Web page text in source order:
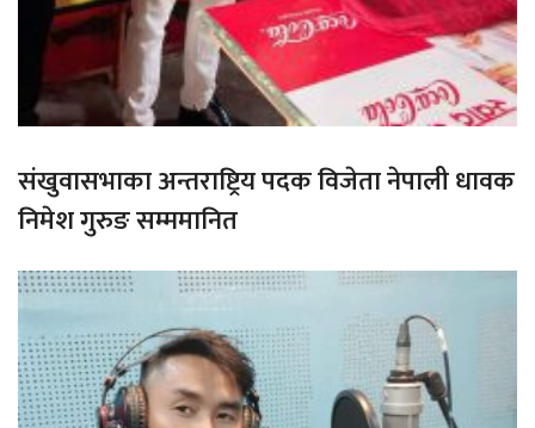
संखुवासभाका अन्तराष्ट्रिय पदक विजेता नेपाली धावक
निमेश गुरुङ सम्ममानित